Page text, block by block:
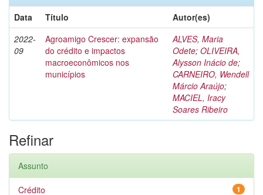
Data
Título
Autor(es)
2022-
09
Agroamigo Crescer: expansão
do crédito e impactos
macroeconômicos nos
municípios
ALVES, Maria
Odete; OLIVEIRA,
Alysson Inácio de;
CARNEIRO, Wendell
Márcio Araújo;
MACIEL, Iracy
Soares Ribeiro
Refinar
Assunto
1
Crédito